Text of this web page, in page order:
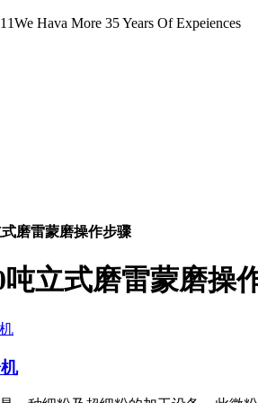
We Hava More 35 Years Of Expeiences
磨雷蒙磨操作步骤
吨立式磨雷蒙磨操